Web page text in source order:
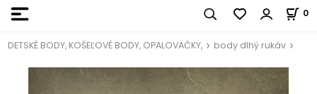
0
DETSKÉ BODY, KOŠEĽOVÉ BODY, OPALOVAČKY, body dlhý rukáv